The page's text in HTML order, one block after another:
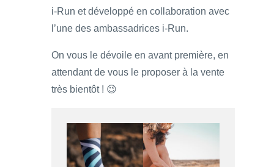
i-Run et développé en collaboration avec
l’une des ambassadrices i-Run.
On vous le dévoile en avant première, en
attendant de vous le proposer à la vente
très bientôt ! 😉